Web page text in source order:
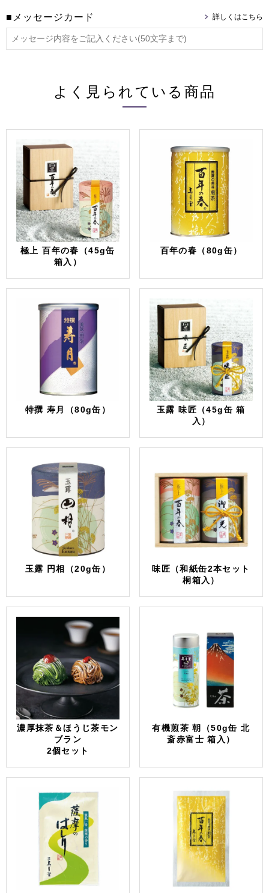
■メッセージカード
よく見られている商品
極上 百年の春（45g缶
箱入）
百年の春（80g缶）
特撰 寿月（80g缶）
玉露 味匠（45g缶 箱
入）
玉露 円相（20g缶）
味匠（和紙缶2本セット
桐箱入）
濃厚抹茶＆ほうじ茶モン
ブラン
2個セット
有機煎茶 朝（50g缶 北
斎赤富士 箱入）